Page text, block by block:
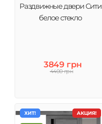
Раздвижные двери Сити
белое стекло
3849 грн
4400 грн
АКЦИЯ!
ХИТ!